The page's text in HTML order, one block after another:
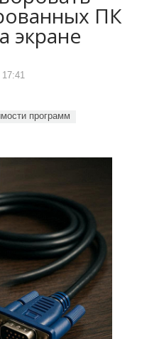
ПК
экране
программ